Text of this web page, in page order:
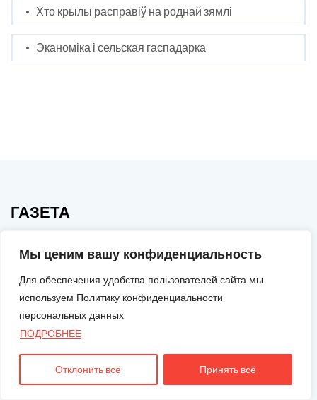
Мы ценим вашу конфиденциальность
Для обеспечения удобства пользователей сайта мы
используем Политику конфиденциальности
персональных данных
ПОДРОБНЕЕ
Отклонить всё Принять всё
Хто крылы расправіў на роднай зямлі
Эканоміка і сельская гаспадарка
ГАЗЕТА
Все права принадлежат редакции газеты «Перамога».
При использовании публикаций сайта, ссылка на